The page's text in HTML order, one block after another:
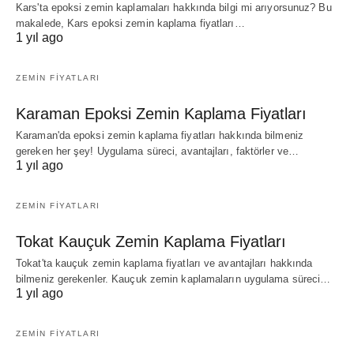
Kars'ta epoksi zemin kaplamaları hakkında bilgi mi arıyorsunuz? Bu
makalede, Kars epoksi zemin kaplama fiyatları…
1 yıl ago
ZEMIN FIYATLARI
Karaman Epoksi Zemin Kaplama Fiyatları
Karaman'da epoksi zemin kaplama fiyatları hakkında bilmeniz
gereken her şey! Uygulama süreci, avantajları, faktörler ve…
1 yıl ago
ZEMIN FIYATLARI
Tokat Kauçuk Zemin Kaplama Fiyatları
Tokat'ta kauçuk zemin kaplama fiyatları ve avantajları hakkında
bilmeniz gerekenler. Kauçuk zemin kaplamaların uygulama süreci…
1 yıl ago
ZEMIN FIYATLARI